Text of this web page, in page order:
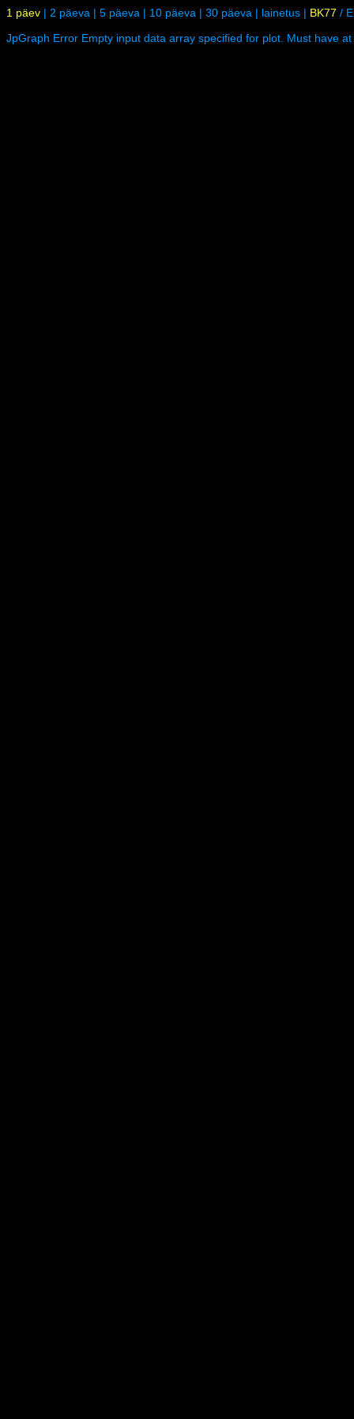
1 päev | 2 päeva | 5 päeva | 10 päeva | 30 päeva | lainetus | BK77 /
JpGraph Error Empty input data array specified for plot. Must have